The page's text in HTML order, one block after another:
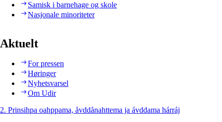
Samisk i barnehage og skole
Nasjonale minoriteter
Aktuelt
For pressen
Høringer
Nyhetsvarsel
Om Udir
2. Prinsihpa oahppama, åvddånahttema ja ávddama hárráj